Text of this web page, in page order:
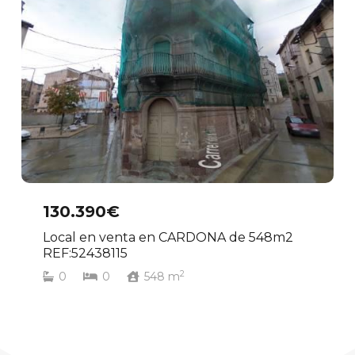
130.390€
Local en venta en CARDONA de 548m2
REF:52438115
0 0 548 m2